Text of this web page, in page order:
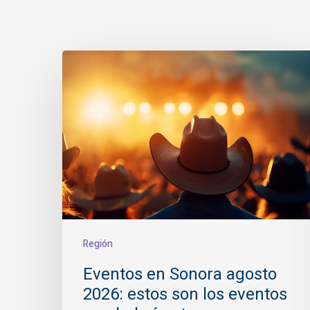
Región
Eventos
en
Sonora
agosto
2026:
estos
son
los
eventos
este
mes
Eventos en Sonora agosto
2026: estos son los eventos